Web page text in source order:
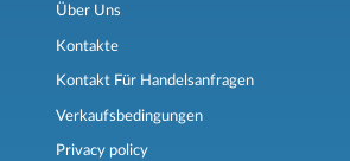
Über Uns
Kontakte
Kontakt Für Handelsanfragen
Verkaufsbedingungen
Privacy policy